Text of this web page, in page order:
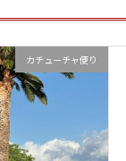
カチューチャ便り